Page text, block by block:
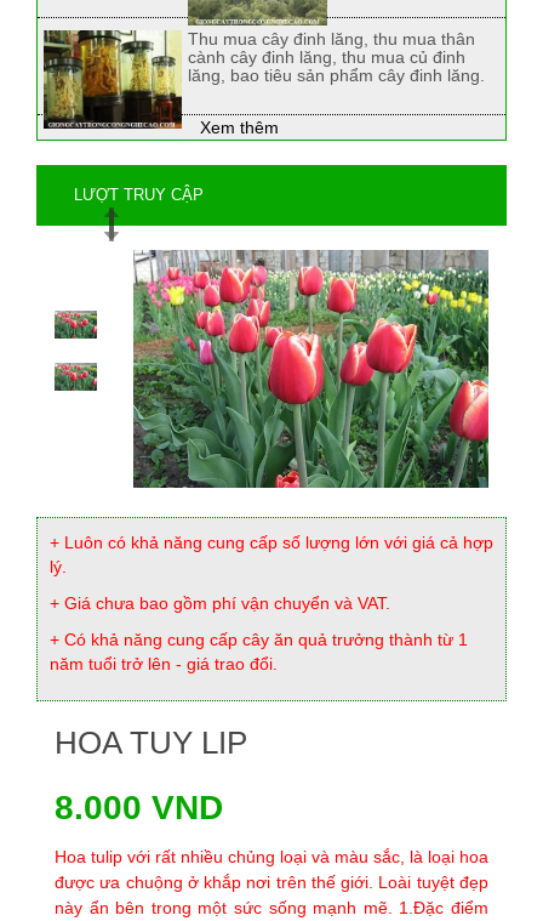
Thu mua cây đinh lăng, thu mua thân
cành cây đinh lăng, thu mua củ đinh
lăng, bao tiêu sản phẩm cây đinh lăng.
Xem thêm
LƯỢT TRUY CẬP
+ Luôn có khả năng cung cấp số lượng lớn với giá cả hợp
lý.
+ Giá chưa bao gồm phí vận chuyển và VAT.
+ Có khả năng cung cấp cây ăn quả trưởng thành từ 1
năm tuổi trở lên - giá trao đổi.
HOA TUY LIP
8.000 VND
Hoa tulip với rất nhiều chủng loại và màu sắc, là loại hoa
được ưa chuộng ở khắp nơi trên thế giới. Loài tuyệt đẹp
này ẩn bên trong một sức sống mạnh mẽ. 1.Đặc điểm